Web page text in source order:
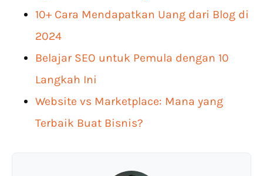
10+ Cara Mendapatkan Uang dari Blog di
2024
Belajar SEO untuk Pemula dengan 10
Langkah Ini
Website vs Marketplace: Mana yang
Terbaik Buat Bisnis?